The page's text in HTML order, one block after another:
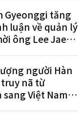
Gyeonggi tăng
luận về quản lý
ông Lee Jae-
người Hàn
nã từ
sang Việt Nam